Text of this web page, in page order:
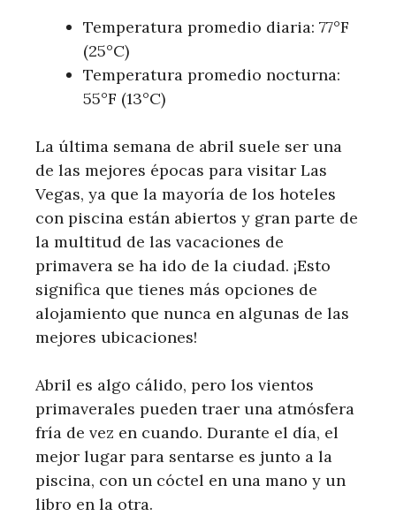
Temperatura promedio diaria: 77°F
(25°C)
Temperatura promedio nocturna:
55°F (13°C)
La última semana de abril suele ser una
de las mejores épocas para visitar Las
Vegas, ya que la mayoría de los hoteles
con piscina están abiertos y gran parte de
la multitud de las vacaciones de
primavera se ha ido de la ciudad. ¡Esto
significa que tienes más opciones de
alojamiento que nunca en algunas de las
mejores ubicaciones!
Abril es algo cálido, pero los vientos
primaverales pueden traer una atmósfera
fría de vez en cuando. Durante el día, el
mejor lugar para sentarse es junto a la
piscina, con un cóctel en una mano y un
libro en la otra.